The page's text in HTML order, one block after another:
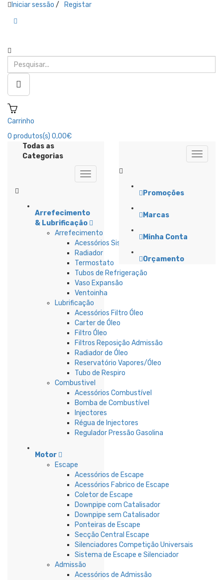
Iniciar sessão / Registar
Carrinho
0 produtos(s) 0,00€
Todas as
Categorias
Arrefecimento
& Lubrificação
Arrefecimento
Acessórios Sistema Refrigeração
Radiador
Termostato
Tubos de Refrigeração
Vaso Expansão
Ventoinha
Lubrificação
Acessórios Filtro Óleo
Carter de Óleo
Filtro Óleo
Filtros Reposição Admissão
Radiador de Óleo
Reservatório Vapores/Óleo
Tubo de Respiro
Combustivel
Acessórios Combustível
Bomba de Combustível
Injectores
Régua de Injectores
Regulador Pressão Gasolina
Motor
Escape
Acessórios de Escape
Acessórios Fabrico de Escape
Coletor de Escape
Downpipe com Catalisador
Downpipe sem Catalisador
Ponteiras de Escape
Secção Central Escape
Silenciadores Competição Universais
Sistema de Escape e Silenciador
Admissão
Acessórios de Admissão
Promoções
Marcas
Minha Conta
Orçamento